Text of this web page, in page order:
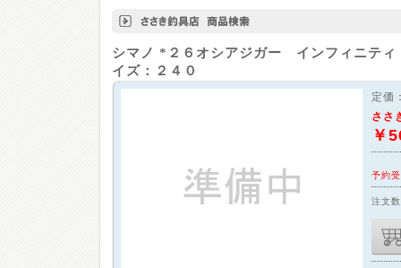
シマノ *２６オシアジガー インフィニテ
イズ：２４０
定価
ささ
￥
予約
注文